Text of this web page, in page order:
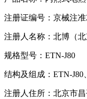
注册证编号：京械注准
注册人名称：北博（
规格型号：ETN-J80
结构及组成：ETN-J80
注册人住所：北京市